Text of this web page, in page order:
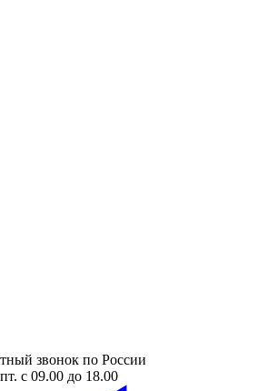
звонок по России
с 09.00 до 18.00